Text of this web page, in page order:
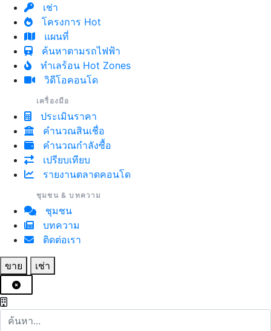
เช่า
โครงการ Hot
แผนที่
ค้นหาตามรถไฟฟ้า
ทำเลร้อน Hot Zones
วิดีโอคอนโด
เครื่องมือ
ประเมินราคา
คำนวณสินเชื่อ
คำนวณกำลังซื้อ
เปรียบเทียบ
รายงานตลาดคอนโด
ชุมชน & บทความ
ชุมชน
บทความ
ติดต่อเรา
ขาย เช่า